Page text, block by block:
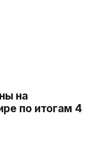
на
по итогам 4